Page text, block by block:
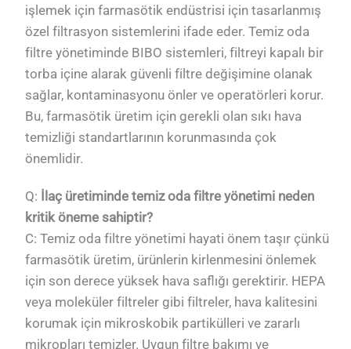
işlemek için farmasötik endüstrisi için tasarlanmış
özel filtrasyon sistemlerini ifade eder. Temiz oda
filtre yönetiminde BIBO sistemleri, filtreyi kapalı bir
torba içine alarak güvenli filtre değişimine olanak
sağlar, kontaminasyonu önler ve operatörleri korur.
Bu, farmasötik üretim için gerekli olan sıkı hava
temizliği standartlarının korunmasında çok
önemlidir.
Q: İlaç üretiminde temiz oda filtre yönetimi neden
kritik öneme sahiptir?
C: Temiz oda filtre yönetimi hayati önem taşır çünkü
farmasötik üretim, ürünlerin kirlenmesini önlemek
için son derece yüksek hava saflığı gerektirir. HEPA
veya moleküler filtreler gibi filtreler, hava kalitesini
korumak için mikroskobik partikülleri ve zararlı
mikropları temizler. Uygun filtre bakımı ve